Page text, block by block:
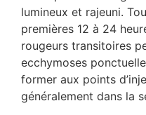
lumineux et rajeuni.
premières 12 à 24
rougeurs transitoires
ecchymoses
former aux points
généralement dans la